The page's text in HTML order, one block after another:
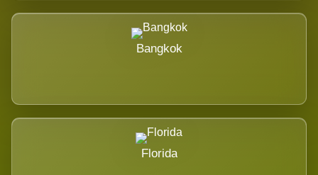
Bangkok
Florida